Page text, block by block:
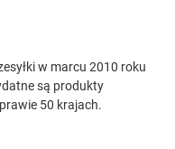
w marcu 2010 roku
są produkty
50 krajach.